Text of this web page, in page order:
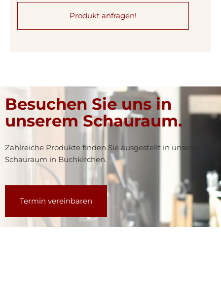
Produkt anfragen!
Besuchen Sie uns in
unserem Schauraum.
Zahlreiche Produkte finden Sie ausgestellt in unserem
Schauraum in Buchkirchen.
Termin vereinbaren